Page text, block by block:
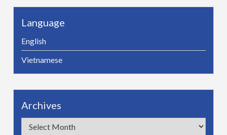
Language
English
Vietnamese
Archives
Archives